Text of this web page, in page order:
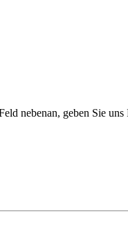
nebenan, geben Sie